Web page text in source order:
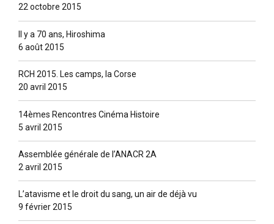
22 octobre 2015
Il y a 70 ans, Hiroshima
6 août 2015
RCH 2015. Les camps, la Corse
20 avril 2015
14èmes Rencontres Cinéma Histoire
5 avril 2015
Assemblée générale de l’ANACR 2A
2 avril 2015
L’atavisme et le droit du sang, un air de déjà vu
9 février 2015